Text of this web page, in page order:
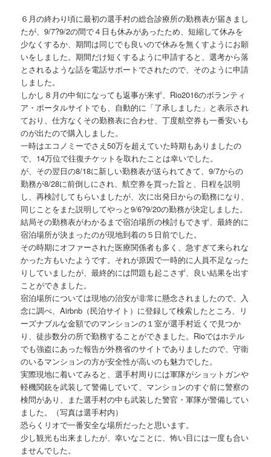
６月の終わり頃に最初の選手村の総合診療所の勤務表が届きまし
たが、9/7?9/2の間で４日も休みがあったため、短縮して休みを
少なくするか、期間は同じでも良いので休みを無くすようにお願
いをしました。期間だけ短くするように申請すると、選考から落
とされるような話を電話サポートでされたので、そのように申請
しました。
しかし８月の中旬になっても返事が来ず、Rio2016のボランティ
ア・ポータルサイトでも、自動的に「了承しました」と表示され
ており、仕方なくその勤務表に合わせ、丁度航空券も一番安いも
のが出たので購入しました。
一時はエコノミーでさえ50万を超えていた時期もありましたの
で、14万位で往復チケットを取れたことは幸いでした。
が、その翌日の8/18に新しい勤務表が送られてきて、9/7からの
勤務が8/28に前倒しにされ、航空券を買った旨と、日程を説明
し、再検討してもらいましたが、次に出発日からの勤務になり、
同じことをまた説明してやっと9/6?9/20の勤務が決定しました。
結局その勤務表がわかるまで宿泊場所の検討もできず、最終的に
宿泊場所が決まったのが現地到着の５日前でした。
その時期にオファーされた医療関係者も多く、急すぎて来られな
かった方もいたようです。それが原因で一時的に人員不足なった
りしていましたが、最終的には問題も起こさず、良い結果を出す
ことができました。
宿泊場所については現地の治安が非常に懸念されましたので、入
念に調べ、Airbnb（民泊サイト）に登録して検索したところ、リ
ーズナブルな金額でのマンションの１室が選手村近くで見つか
り、徒歩数分の所で勤務することができました。Rioではホテル
でも強盗にあった報告が外務省のサイトでありましたので、守衛
のいるマンションの方が安全性が高いのも魅力でした。
実際現地に着いてみると、選手村周りには軍隊がショットガンや
軽機関銃を武装して警備していて、マンションのすぐ前に警察の
検問があり、また選手村の中も武装した警官・軍隊が警備してい
ました。（写真は選手村内）
恐らくリオで一番安全な場所だったと思います。
少し観光も出来ましたが、幸いなことに、怖い目には一度も合い
ませんでした。